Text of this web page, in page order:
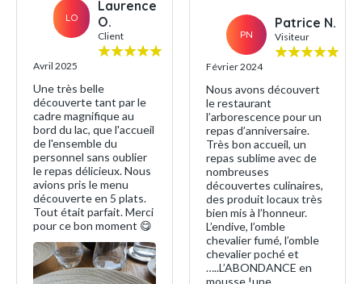
LO
Laurence
O.
Client
Avril 2025
Une très belle
découverte tant par le
cadre magnifique au
bord du lac, que l'accueil
de l'ensemble du
personnel sans oublier
le repas délicieux. Nous
avions pris le menu
découverte en 5 plats.
Tout était parfait. Merci
pour ce bon moment 😋
PN
Patrice N.
Visiteur
Février 2024
Nous avons découvert
le restaurant
l’arborescence pour un
repas d’anniversaire.
Très bon accueil, un
repas sublime avec de
nombreuses
découvertes culinaires,
des produit locaux très
bien mis à l’honneur.
L’endive, l’omble
chevalier fumé, l’omble
chevalier poché et
…..L’ABONDANCE en
mousse !une